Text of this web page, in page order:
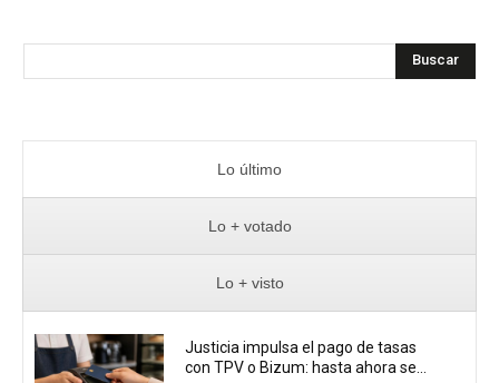
Buscar
Lo último
Lo + votado
Lo + visto
Justicia impulsa el pago de tasas
con TPV o Bizum: hasta ahora se...